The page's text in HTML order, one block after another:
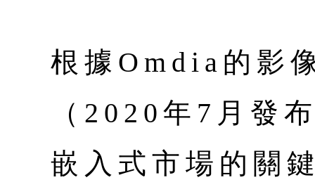
根據Omdia的影
（2020年7月發
嵌入式市場的關